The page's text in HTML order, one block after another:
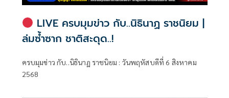
LIVE ครบมุมข่าว กับ..นิธินาฏ ราชนิยม |
ล่มซ้ำซาก ชาติสะดุด..!
ครบมุมข่าว กับ..นิธินาฏ ราชนิยม : วันพฤหัสบดีที่ 6 สิงหาคม
2568